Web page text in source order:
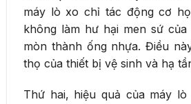
máy lò xo chỉ tác động cơ
không làm hư hại men sứ
mòn thành ống nhựa. Điều
thọ của thiết bị vệ sinh và hạ
Thứ hai, hiệu quả của máy